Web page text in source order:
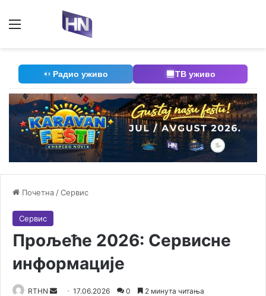
Радио уживо ТВ уживо
Почетна /Сервис
Сервис
Прољеће 2026: Сервисне
информације
RTHN 17.06.2026 0 2 минута читања